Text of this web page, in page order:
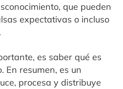
que pueden
expectativas o incluso
es saber qué es
En resumen, es un
procesa y distribuye